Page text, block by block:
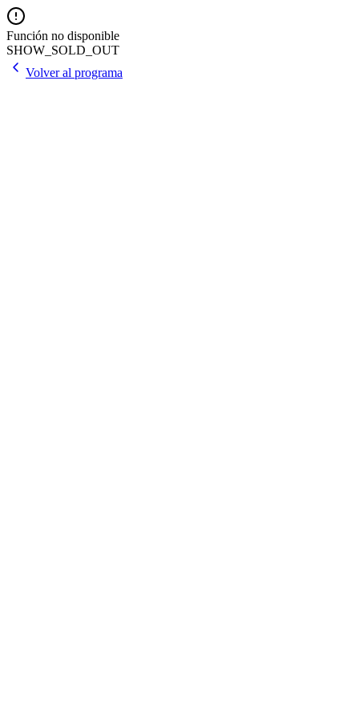
Función no disponible
SHOW_SOLD_OUT
Volver al programa